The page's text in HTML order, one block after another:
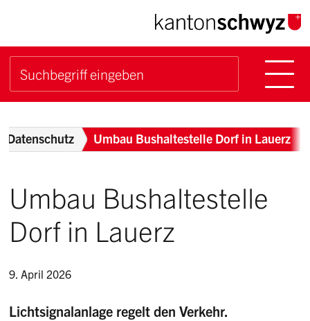
Navigieren im Kanton
Schnellnavigation
Suchbegriff
Breadcrumb
Datenschutz Umbau Bushaltestelle Dorf in Lauerz
Umbau Bushaltestelle
Dorf in Lauerz
9. April 2026
Lichtsignalanlage regelt den Verkehr.